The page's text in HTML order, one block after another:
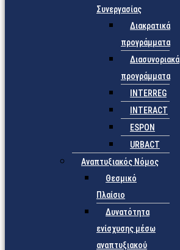
Συνεργασίας
Διακρατικά
προγράμματα
Διασυνοριακά
προγράμματα
INTERREG
INTERACT
ESPON
URBACT
Αναπτυξιακός Νόμος
Θεσμικό
Πλαίσιο
Δυνατότητα
ενίσχυσης μέσω
αναπτυξιακού